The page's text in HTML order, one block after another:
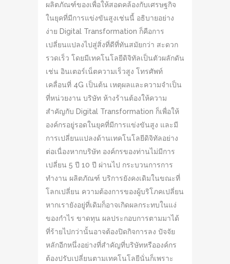
ผลิตภัณฑ์ของเพื่อให้สอดคล้องกับเศรษฐกิจ
ในยุคที่มีการแข่งขันสูงเช่นนี้ อธิบายอย่าง
ง่าย Digital Transformation ก็คือการ
เปลี่ยนแปลงไปสู่สิ่งที่ดีที่ทันสมัยกว่า สะดวก
รวดเร็ว โดยมีเทคโนโลยีดิจิทัลเป็นตัวผลักดัน
เช่น อินเตอร์เน็ตความเร็วสูง โทรศัพท์
เคลื่อนที่ 4G เป็นต้น เหตุผลและความจำเป็น
ที่หน่วยงาน บริษัท ห้างร้านต้องให้ความ
สำคัญกับ Digital Transformation ก็เพื่อให้
องค์กรอยู่รอดในยุคที่มีการแข่งขันสูง และมี
การเปลี่ยนแปลงด้านเทคโนโลยีดิจิทัลอย่าง
ต่อเนื่องหากบริษัท องค์กรของท่านไม่มีการ
เปลี่ยน 5 ปี 10 ปี ผ่านไป กระบวนการการ
ทำงาน ผลิตภัณฑ์ บริการยังคงเดิมในขณะที่
โลกเปลี่ยน ความต้องการของผู้บริโภคเปลี่ยน
หากเรายังอยู่ที่เดิมก็อาจเกิดผลกระทบในแง่
ของกำไร ขาดทุน ผลประกอบการตามมาได้
ที่ร้ายไปกว่านั้นอาจต้องปิดกิจการลง ปัจจัย
หลักอีกหนึ่งอย่างที่สำคัญที่บริษัทหรือองค์กร
ต้องปรับเปลี่ยนตามเทคโนโลยีนั่นก็เพราะ